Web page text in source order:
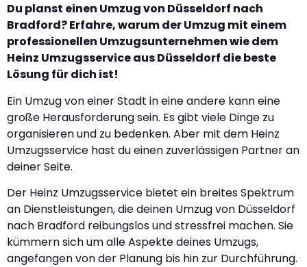
Du planst einen Umzug von Düsseldorf nach
Bradford? Erfahre, warum der Umzug mit einem
professionellen Umzugsunternehmen wie dem
Heinz Umzugsservice aus Düsseldorf die beste
Lösung für dich ist!
Ein Umzug von einer Stadt in eine andere kann eine
große Herausforderung sein. Es gibt viele Dinge zu
organisieren und zu bedenken. Aber mit dem Heinz
Umzugsservice hast du einen zuverlässigen Partner an
deiner Seite.
Der Heinz Umzugsservice bietet ein breites Spektrum
an Dienstleistungen, die deinen Umzug von Düsseldorf
nach Bradford reibungslos und stressfrei machen. Sie
kümmern sich um alle Aspekte deines Umzugs,
angefangen von der Planung bis hin zur Durchführung.